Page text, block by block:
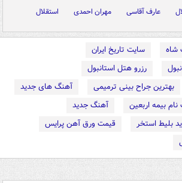
عارف آقاسی مهران احمدی استقلال
شاه
سایت تاریخ ایران
رزرو هتل استانبول
بهترین جراح بینی ترمیمی
آهنگ های جدید
بیمه اربعین
آهنگ جدید
بلیط استخر
قیمت ورق آهن پرایس